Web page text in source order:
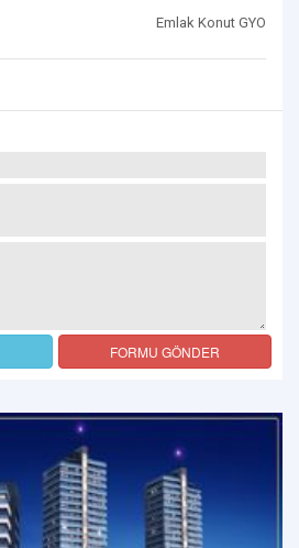
Emlak Konut GYO
FORMU GÖNDER